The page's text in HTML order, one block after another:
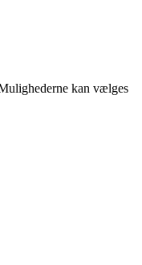
kan vælges